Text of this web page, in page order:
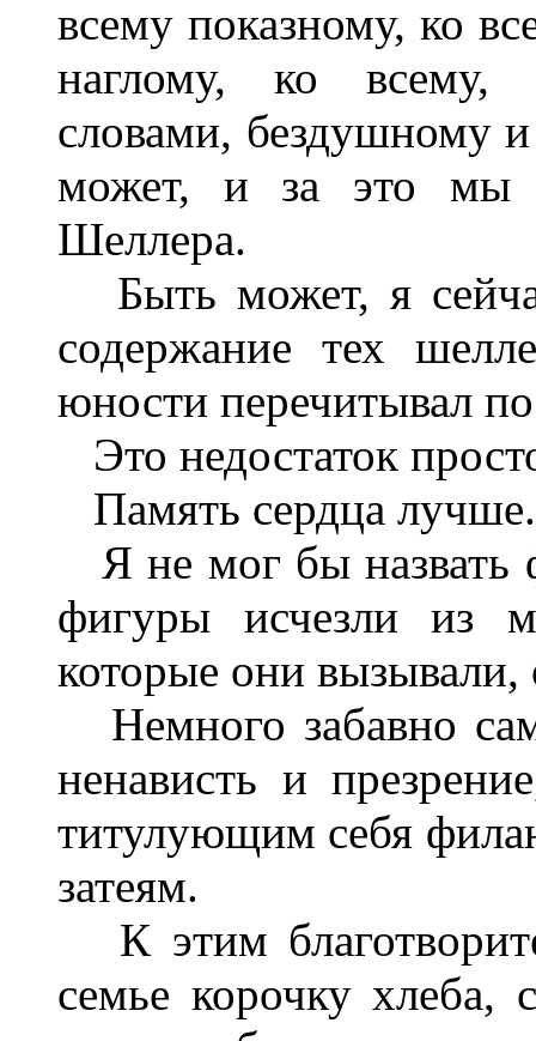
всему показному, ко
наглому, ко всему,
словами, бездушному
может, и за это мы
Шеллера.
Быть может, я
содержание тех
юности перечитывал по
Это недостаток
Память сердца лучше.
Я не мог бы назвать
фигуры исчезли из
которые они вызывали,
Немного забавно
ненависть и
титулующим себя
затеям.
К этим
семье корочку хлеба,